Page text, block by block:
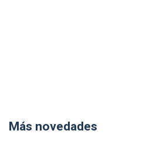
Más novedades